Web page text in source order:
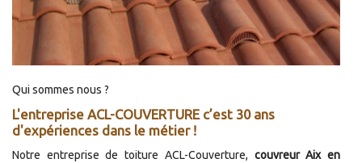
Qui sommes nous ?
L'entreprise ACL-COUVERTURE c’est 30 ans
d'expériences dans le métier !
Notre entreprise de toiture ACL-Couverture, couvreur Aix en